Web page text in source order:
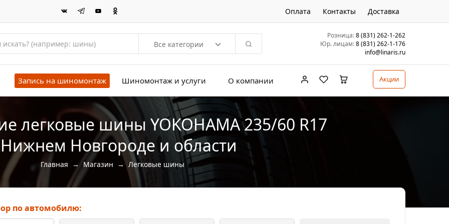
Оплата Контакты Доставка
Все категории
Розница:8 (831) 262-1-262
Юр. лицам:8 (831) 262-1-176
info@linaris.ru
Запись на шиномонтаж Шиномонтаж и услуги О компании Акции
Главная → Магазин → Легковые шины
легковые шины YOKOHAMA 235/60 R17
Новгороде и области
по автомобилю: